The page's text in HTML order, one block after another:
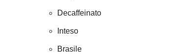
Decaffeinato
Inteso
Brasile